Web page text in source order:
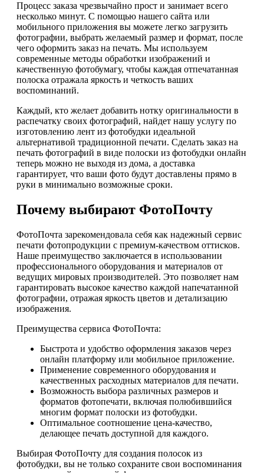
Процесс заказа чрезвычайно прост и занимает всего
несколько минут. С помощью нашего сайта или
мобильного приложения вы можете легко загрузить
фотографии, выбрать желаемый размер и формат, после
чего оформить заказ на печать. Мы используем
современные методы обработки изображений и
качественную фотобумагу, чтобы каждая отпечатанная
полоска отражала яркость и четкость ваших
воспоминаний.
Каждый, кто желает добавить нотку оригинальности в
распечатку своих фотографий, найдет нашу услугу по
изготовлению лент из фотобудки идеальной
альтернативой традиционной печати. Сделать заказ на
печать фотографий в виде полоски из фотобудки онлайн
теперь можно не выходя из дома, а доставка
гарантирует, что ваши фото будут доставлены прямо в
руки в минимально возможные сроки.
Почему выбирают ФотоПочту
ФотоПочта зарекомендовала себя как надежный сервис
печати фотопродукции с премиум-качеством оттисков.
Наше преимущество заключается в использовании
профессионального оборудования и материалов от
ведущих мировых производителей. Это позволяет нам
гарантировать высокое качество каждой напечатанной
фотографии, отражая яркость цветов и детализацию
изображения.
Преимущества сервиса ФотоПочта:
Быстрота и удобство оформления заказов через
онлайн платформу или мобильное приложение.
Применение современного оборудования и
качественных расходных материалов для печати.
Возможность выбора различных размеров и
форматов фотопечати, включая полюбившийся
многим формат полоски из фотобудки.
Оптимальное соотношение цена-качество,
делающее печать доступной для каждого.
Выбирая ФотоПочту для создания полосок из
фотобудки, вы не только сохраните свои воспоминания